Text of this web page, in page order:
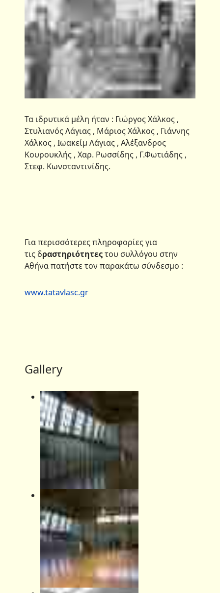
Τα ιδρυτικά μέλη ήταν : Γιώργος Χάλκος ,
Στυλιανός Λάγιας , Μάριος Χάλκος , Γιάννης
Χάλκος , Ιωακείμ Λάγιας , Αλέξανδρος
Κουρουκλής , Χαρ. Ρωσσίδης , Γ.Φωτιάδης ,
Στεφ. Κωνσταντινίδης.
Για περισσότερες πληροφορίες για
τις δραστηριότητεςτου συλλόγου στην
Αθήνα πατήστε τον παρακάτω σύνδεσμο :
www.tatavlasc.gr
Gallery